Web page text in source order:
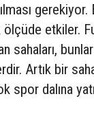
etkiler.
sahaları,
Artık bir
spor dalına